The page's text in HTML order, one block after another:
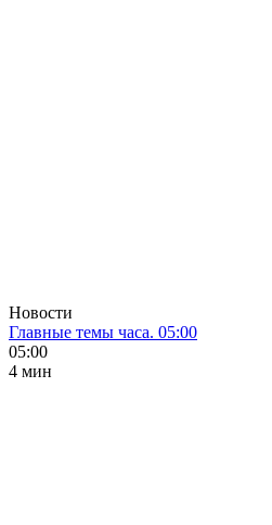
Новости
Главные темы часа. 05:00
05:00
4 мин